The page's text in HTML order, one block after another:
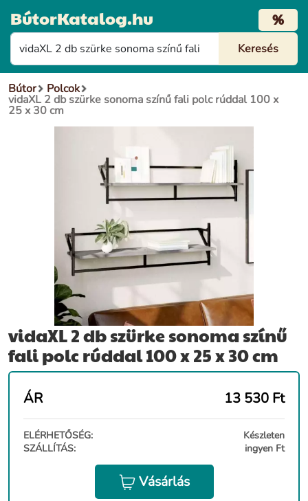
BútorKatalog.hu %
Bútor Polcok
vidaXL 2 db szürke sonoma színű fali polc rúddal 100 x
25 x 30 cm
vidaXL 2 db szürke sonoma színű
fali polc rúddal 100 x 25 x 30 cm
ÁR 13 530 Ft
ELÉRHETŐSÉG:
Készleten
SZÁLLÍTÁS:
ingyen Ft
Vásárlás